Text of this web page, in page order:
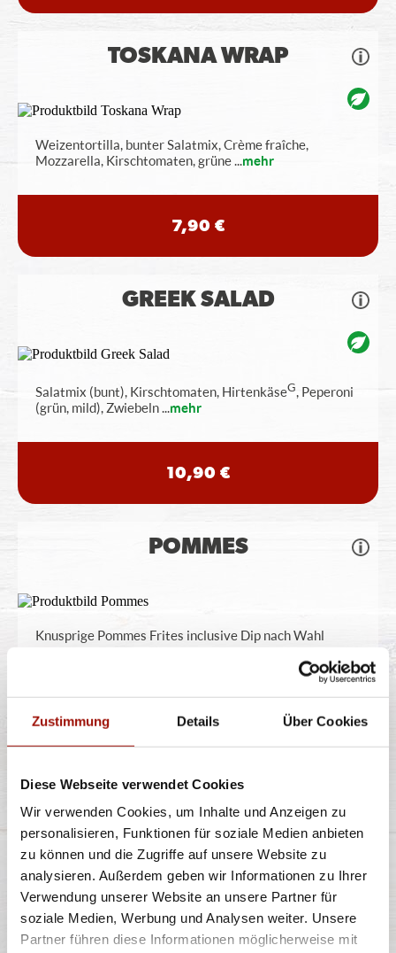
Zustimmung Details Über Cookies
Diese Webseite verwendet Cookies
Wir verwenden Cookies, um Inhalte und Anzeigen zu
personalisieren, Funktionen für soziale Medien anbieten
zu können und die Zugriffe auf unsere Website zu
analysieren. Außerdem geben wir Informationen zu Ihrer
Verwendung unserer Website an unsere Partner für
soziale Medien, Werbung und Analysen weiter. Unsere
Partner führen diese Informationen möglicherweise mit
TOSKANA WRAP
Weizentortilla, bunter Salatmix, Crème fraîche,
Mozzarella, Kirschtomaten, grüne...mehr
7,90 €
GREEK SALAD
Salatmix (bunt), Kirschtomaten, HirtenkäseG, Peperoni
(grün, mild), Zwiebeln...mehr
10,90 €
POMMES
Knusprige Pommes Frites inclusive Dip nach Wahl
5,49 €
ROMA
Spaghetti oder Penne, Käsesahnesauce, Basilikumpesto,
Rucola, Kirschtomaten, Gran...mehr
11,40 €